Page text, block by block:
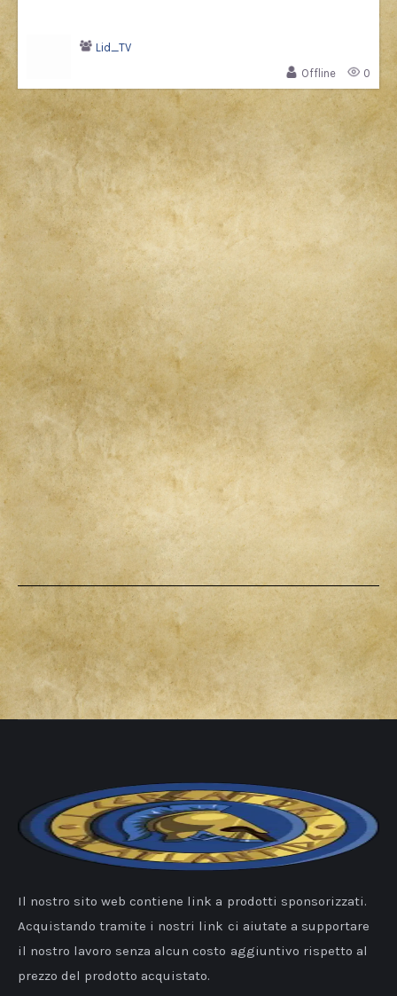
Lid_TV
Offline
0
Il nostro sito web contiene link a prodotti sponsorizzati.
Acquistando tramite i nostri link ci aiutate a supportare
il nostro lavoro senza alcun costo aggiuntivo rispetto al
prezzo del prodotto acquistato.